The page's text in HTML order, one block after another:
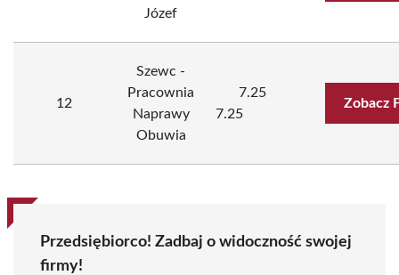
Józef
12
Szewc -
Pracownia
Naprawy
Obuwia
7.25
7.25
Zobacz
Przedsiębiorco! Zadbaj o widoczność swojej
firmy!